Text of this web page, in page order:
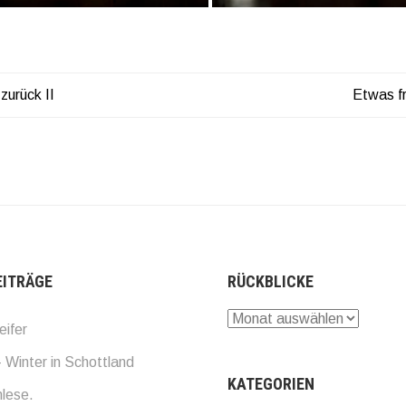
II Etwas
in Schottland
RÜCKBLICKE
Rückblicke
KATEGORIEN